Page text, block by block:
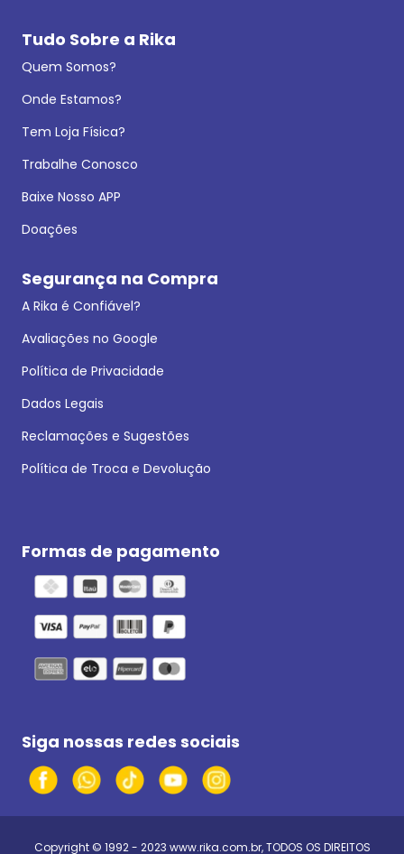
Tudo Sobre a Rika
Quem Somos?
Onde Estamos?
Tem Loja Física?
Trabalhe Conosco
Baixe Nosso APP
Doações
Segurança na Compra
A Rika é Confiável?
Avaliações no Google
Política de Privacidade
Dados Legais
Reclamações e Sugestões
Política de Troca e Devolução
Formas de pagamento
Siga nossas redes sociais
Copyright © 1992 - 2023 www.rika.com.br, TODOS OS DIREITOS